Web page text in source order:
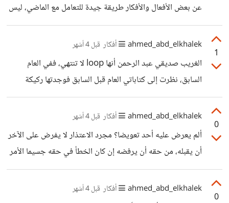
عن بعض الأفعال والأفكار طريقة جيدة للتعامل مع الماضي، ليس
مت الصروري أن نفتش ونحلل كل ذكرى أو مشاعر مكبوتة،
فالتركيز والحديث المفرط عن الطاقة المكبوتة ومثل تلك الأمور
قد يجعلنا حبيسا لها، منفصلين بذلك عن الواقع الحقيقي الذي هو
في الحقيقة أكبر فرصة للتعافى الحقيقي.
1
ahmed_abd_elkhalek أفكار قبل 4 أشهر
الغريب صديقي عبد الرحمن أنها loop لا تنتهي، ففي العام
السابق، نظرت إلى كتاباتي العام قبل السابق فوجدتها ركيكة
وساذجة، والعام الحالي حين نظرت لكتابات العام السابق وجدتها
أيضا ساذجة، فمتى ينتهي ذلك 😅
0
ahmed_abd_elkhalek أفكار قبل 4 أشهر
ألم يعرض عليه أحد تعويضا؟ مجرد الاعتذار لا يفرض على الآخر
أن يقبله، من حقه أن يرفضه إن كان الخطأ في حقه جسيما الأمر
في البداية والنهاية يعتمد على الخطأ نفسه، لا توجد قاعدة ثابتة،
إن كان الخطأ بسيطة فإنه يبالغ، وإن كان كبيرا فمن حقه أن يعتذر
0
ahmed_abd_elkhalek أفكار قبل 4 أشهر